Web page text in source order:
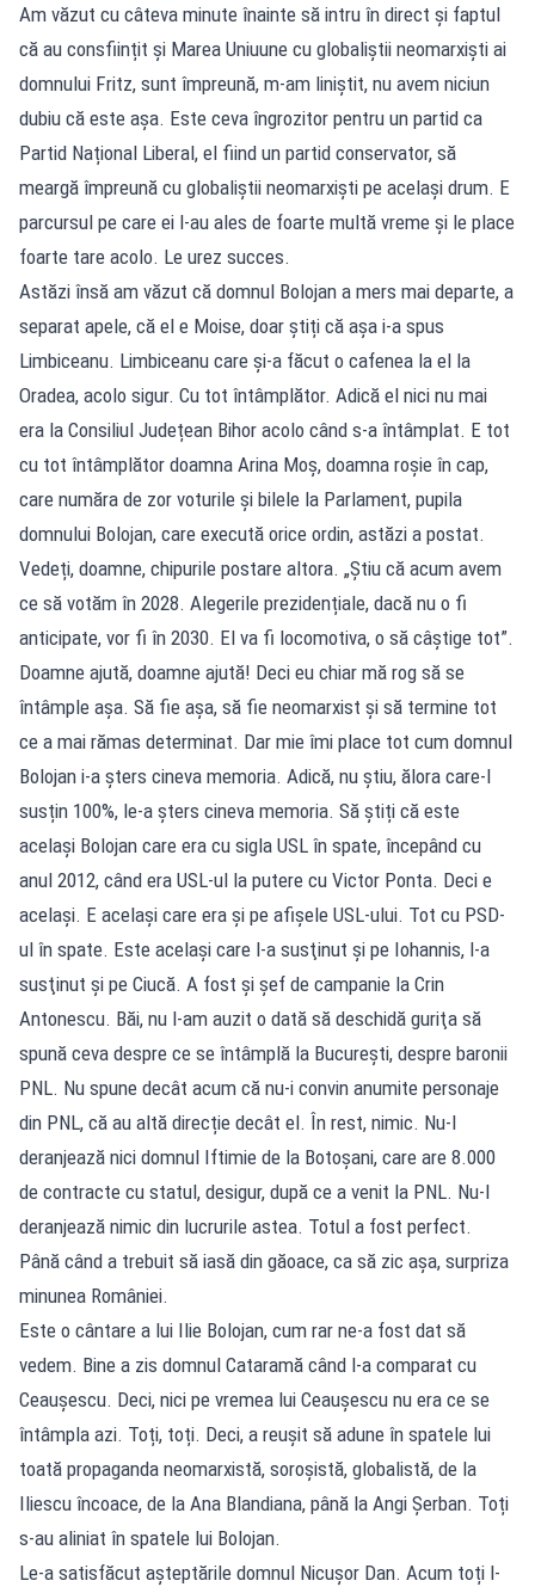
Am văzut cu câteva minute înainte să intru în direct și faptul
că au consființit și Marea Uniuune cu globaliștii neomarxiști ai
domnului Fritz, sunt împreună, m-am liniștit, nu avem niciun
dubiu că este așa. Este ceva îngrozitor pentru un partid ca
Partid Național Liberal, el fiind un partid conservator, să
meargă împreună cu globaliștii neomarxiști pe același drum. E
parcursul pe care ei l-au ales de foarte multă vreme și le place
foarte tare acolo. Le urez succes.
Astăzi însă am văzut că domnul Bolojan a mers mai departe, a
separat apele, că el e Moise, doar știți că așa i-a spus
Limbiceanu. Limbiceanu care și-a făcut o cafenea la el la
Oradea, acolo sigur. Cu tot întâmplător. Adică el nici nu mai
era la Consiliul Județean Bihor acolo când s-a întâmplat. E tot
cu tot întâmplător doamna Arina Moș, doamna roșie în cap,
care număra de zor voturile și bilele la Parlament, pupila
domnului Bolojan, care execută orice ordin, astăzi a postat.
Vedeți, doamne, chipurile postare altora. „Știu că acum avem
ce să votăm în 2028. Alegerile prezidențiale, dacă nu o fi
anticipate, vor fi în 2030. El va fi locomotiva, o să câștige tot”.
Doamne ajută, doamne ajută! Deci eu chiar mă rog să se
întâmple așa. Să fie așa, să fie neomarxist și să termine tot
ce a mai rămas determinat. Dar mie îmi place tot cum domnul
Bolojan i-a șters cineva memoria. Adică, nu știu, ălora care-l
susțin 100%, le-a șters cineva memoria. Să știți că este
același Bolojan care era cu sigla USL în spate, începând cu
anul 2012, când era USL-ul la putere cu Victor Ponta. Deci e
acelaşi. E acelaşi care era şi pe afişele USL-ului. Tot cu PSD-
ul în spate. Este acelaşi care l-a susţinut şi pe Iohannis, l-a
susţinut şi pe Ciucă. A fost şi şef de campanie la Crin
Antonescu. Băi, nu l-am auzit o dată să deschidă guriţa să
spună ceva despre ce se întâmplă la Bucureşti, despre baronii
PNL. Nu spune decât acum că nu-i convin anumite personaje
din PNL, că au altă direcție decât el. În rest, nimic. Nu-l
deranjează nici domnul Iftimie de la Botoșani, care are 8.000
de contracte cu statul, desigur, după ce a venit la PNL. Nu-l
deranjează nimic din lucrurile astea. Totul a fost perfect.
Până când a trebuit să iasă din găoace, ca să zic așa, surpriza
minunea României.
Este o cântare a lui Ilie Bolojan, cum rar ne-a fost dat să
vedem. Bine a zis domnul Cataramă când l-a comparat cu
Ceaușescu. Deci, nici pe vremea lui Ceaușescu nu era ce se
întâmpla azi. Toți, toți. Deci, a reușit să adune în spatele lui
toată propaganda neomarxistă, soroșistă, globalistă, de la
Iliescu încoace, de la Ana Blandiana, până la Angi Șerban. Toți
s-au aliniat în spatele lui Bolojan.
Le-a satisfăcut așteptările domnul Nicușor Dan. Acum toți l-